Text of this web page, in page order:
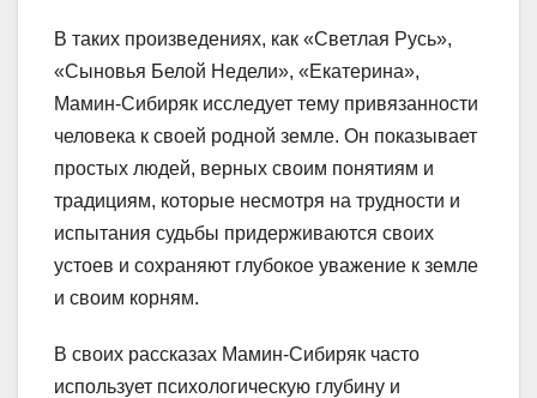
В таких произведениях, как «Светлая Русь»,
«Сыновья Белой Недели», «Екатерина»,
Мамин-Сибиряк исследует тему привязанности
человека к своей родной земле. Он показывает
простых людей, верных своим понятиям и
традициям, которые несмотря на трудности и
испытания судьбы придерживаются своих
устоев и сохраняют глубокое уважение к земле
и своим корням.
В своих рассказах Мамин-Сибиряк часто
использует психологическую глубину и